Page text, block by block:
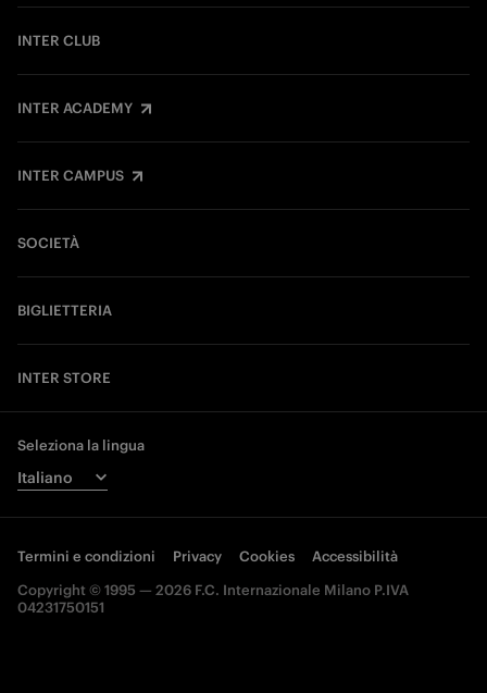
INTER CLUB
INTER ACADEMY
INTER CAMPUS
SOCIETÀ
BIGLIETTERIA
INTER STORE
Seleziona la lingua
Termini e condizioni Privacy Cookies
Accessibilità
Copyright © 1995 — 2026 F.C. Internazionale Milano P.IVA
04231750151